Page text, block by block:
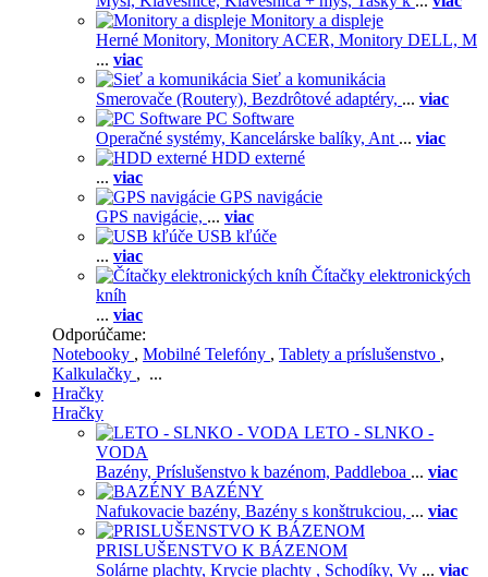
Monitory a displeje
Herné Monitory, Monitory ACER, Monitory DELL, M
... viac
Sieť a komunikácia
Smerovače (Routery), Bezdrôtové adaptéry, ... viac
PC Software
Operačné systémy, Kancelárske balíky, Ant ... viac
HDD externé
... viac
GPS navigácie
GPS navigácie, ... viac
USB kľúče
... viac
Čítačky elektronických
kníh
... viac
Odporúčame:
Notebooky , Mobilné Telefóny , Tablety a príslušenstvo ,
Kalkulačky , ...
Hračky
Hračky
LETO - SLNKO -
VODA
Bazény, Príslušenstvo k bazénom, Paddleboa ... viac
BAZÉNY
Nafukovacie bazény, Bazény s konštrukciou, ... viac
PRISLUŠENSTVO K BÁZENOM
Solárne plachty, Krycie plachty , Schodíky, Vy ... viac